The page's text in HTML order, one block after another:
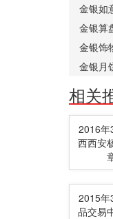
金银如
金银算
金银饰
金银月
相关
2016
西西安
2015
品交易